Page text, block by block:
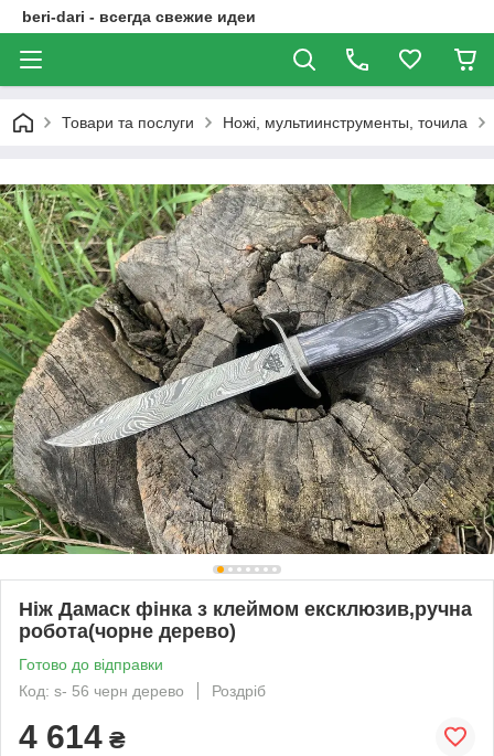
beri-dari - всегда свежие идеи
Товари та послуги Ножі, мультиинструменты, точила
Ніж Дамаск фінка з клеймом ексклюзив,ручна
робота(чорне дерево)
Готово до відправки
Код: s- 56 черн дерево
Роздріб
4 614 ₴